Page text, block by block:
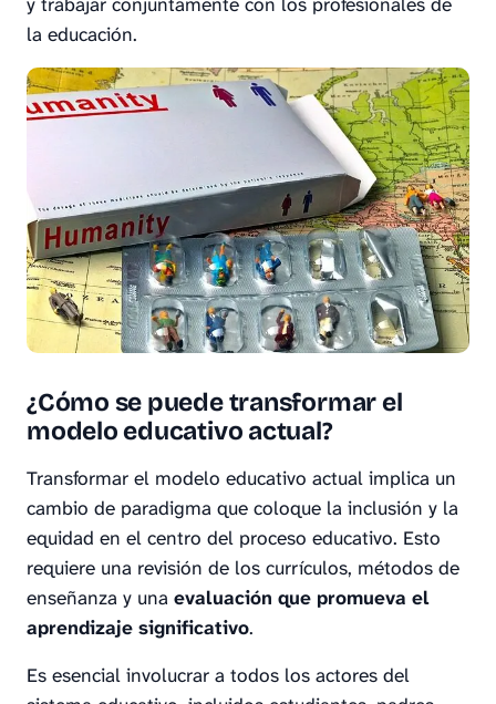
la educación.
¿Cómo se puede transformar el
modelo educativo actual?
Transformar el modelo educativo actual implica un
cambio de paradigma que coloque la inclusión y la
equidad en el centro del proceso educativo. Esto
requiere una revisión de los currículos, métodos de
enseñanza y una evaluación que promueva el
aprendizaje significativo.
Es esencial involucrar a todos los actores del